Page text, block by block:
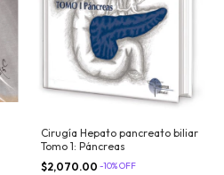
Cirugía Hepato pancreato biliar
Tomo 1: Páncreas
$2,070.00 -10%OFF